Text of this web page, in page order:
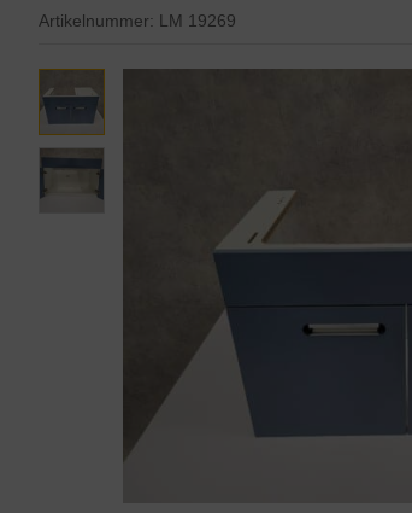
Artikelnummer: LM 19269